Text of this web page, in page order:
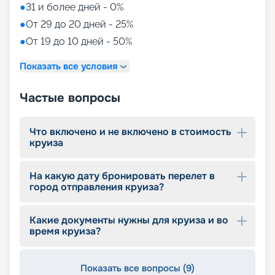
Питание
Кроме ярких впечатлений и комфортного
размещения, всех гостей лайнера ждет
потрясающее ресторанное питание, которое
ужинов My Time Dining позволяет выбирать
системе «все включено».
Основные рестораны.
завтрак, обед и ужин. Есть также возможность
заказа закусок, горячих блюд и десертов.
Пищевые предпочтения и ограничения гостей
вегетарианские блюда. На лайнере есть
различные кафе и рестораны, предлагающие
и многое другое.
●31 и более дней - 0%
●От 29 до 20 дней - 25%
●От 19 до 10 дней - 50%
Показать все условия
Частые вопросы
Что включено и не включено в стоимость
круиза
На какую дату бронировать перелет в
город отправления круиза?
Какие документы нужны для круиза и во
время круиза?
Показать все вопросы (9)